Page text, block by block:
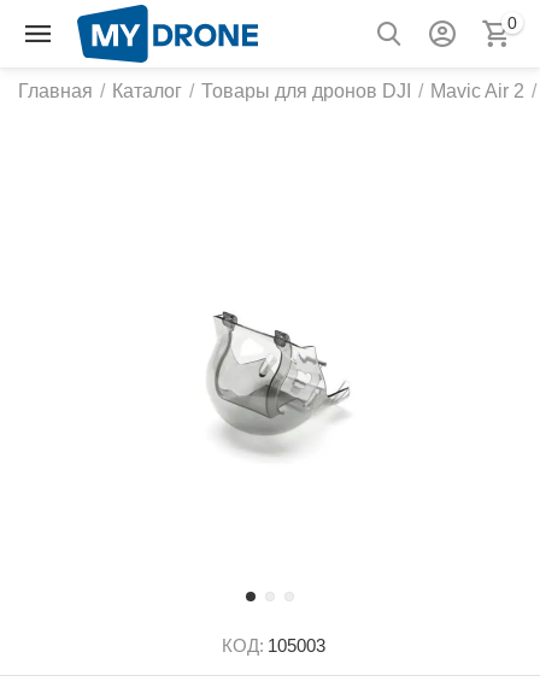
0
Главная / Каталог / Товары для дронов DJI / Mavic Air 2 /
КОД: 105003